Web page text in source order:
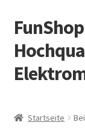
Zur
Navigation
springen
Zum
Inhalt
springen
Startseite